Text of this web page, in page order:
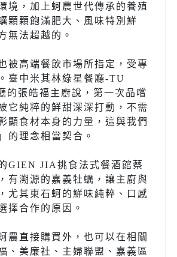
境，加上蚵農世代傳承的養殖
顆顆飽滿肥大、風味特別鮮
無法超越的。
被高端餐飲市場所指定，受專
臺中米其林綠星餐廳-TU
的張皓福主廚說，第一次品嚐
它純粹的鮮甜深深打動，不需
顯食材本身的力量，這與我們
的理念相當契合。
GIEN JIA挑食法式餐酒館蔡
有溯源的嘉義牡蠣，讓主廚與
尤其東石蚵的鮮味純粹、口感
擇合作的原因。
農直接購買外，也可以在相關
、美廉社、主婦聯盟、嘉義區